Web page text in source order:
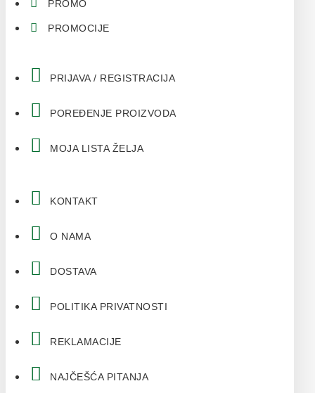
PROMO
PROMOCIJE
PRIJAVA / REGISTRACIJA
POREĐENJE PROIZVODA
MOJA LISTA ŽELJA
KONTAKT
O NAMA
DOSTAVA
POLITIKA PRIVATNOSTI
REKLAMACIJE
NAJČEŠĆA PITANJA